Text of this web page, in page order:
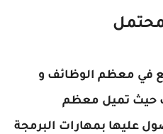
في معظم الوظائف و
حيث تميل معظم
عليها بمهارات البرمجة